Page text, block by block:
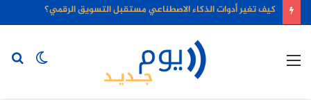
كيف تغير أدوات الذكاء الاصطناعي مستقبل التسويق الرقمي؟
الوضع